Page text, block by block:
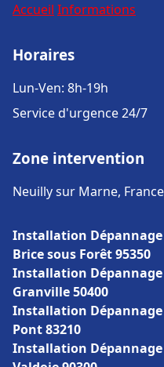
Accueil Informations
Horaires
Lun-Ven: 8h-19h
Service d'urgence 24/7
Zone intervention
Neuilly sur Marne, France
Installation
Brice sous Forêt 95350
Installation
Granville 50400
Installation
Pont 83210
Installation